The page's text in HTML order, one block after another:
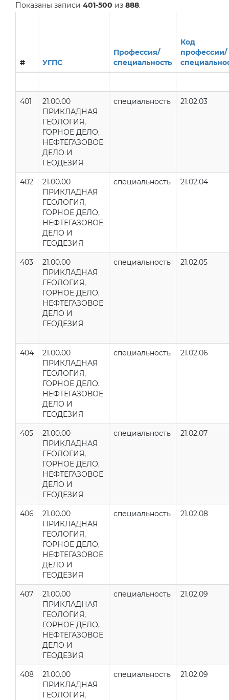
Показаны записи 401-500 из 888.
# УГПС
Профессия/
специальность
Код
профессии/
401
21.00.00
ПРИКЛАДНАЯ
ГЕОЛОГИЯ,
ГОРНОЕ ДЕЛО,
НЕФТЕГАЗОВОЕ
ДЕЛО И
ГЕОДЕЗИЯ
специальность 21.02.03
402
21.00.00
ПРИКЛАДНАЯ
ГЕОЛОГИЯ,
ГОРНОЕ ДЕЛО,
НЕФТЕГАЗОВОЕ
ДЕЛО И
ГЕОДЕЗИЯ
специальность 21.02.04
403
21.00.00
ПРИКЛАДНАЯ
ГЕОЛОГИЯ,
ГОРНОЕ ДЕЛО,
НЕФТЕГАЗОВОЕ
ДЕЛО И
ГЕОДЕЗИЯ
специальность 21.02.05
404
21.00.00
ПРИКЛАДНАЯ
ГЕОЛОГИЯ,
ГОРНОЕ ДЕЛО,
НЕФТЕГАЗОВОЕ
ДЕЛО И
ГЕОДЕЗИЯ
специальность 21.02.06
405
21.00.00
ПРИКЛАДНАЯ
ГЕОЛОГИЯ,
ГОРНОЕ ДЕЛО,
НЕФТЕГАЗОВОЕ
ДЕЛО И
ГЕОДЕЗИЯ
специальность 21.02.07
406
21.00.00
ПРИКЛАДНАЯ
ГЕОЛОГИЯ,
ГОРНОЕ ДЕЛО,
НЕФТЕГАЗОВОЕ
ДЕЛО И
ГЕОДЕЗИЯ
специальность 21.02.08
407
21.00.00
ПРИКЛАДНАЯ
ГЕОЛОГИЯ,
ГОРНОЕ ДЕЛО,
НЕФТЕГАЗОВОЕ
ДЕЛО И
ГЕОДЕЗИЯ
специальность 21.02.09
408
21.00.00
ПРИКЛАДНАЯ
ГЕОЛОГИЯ,
специальность 21.02.09